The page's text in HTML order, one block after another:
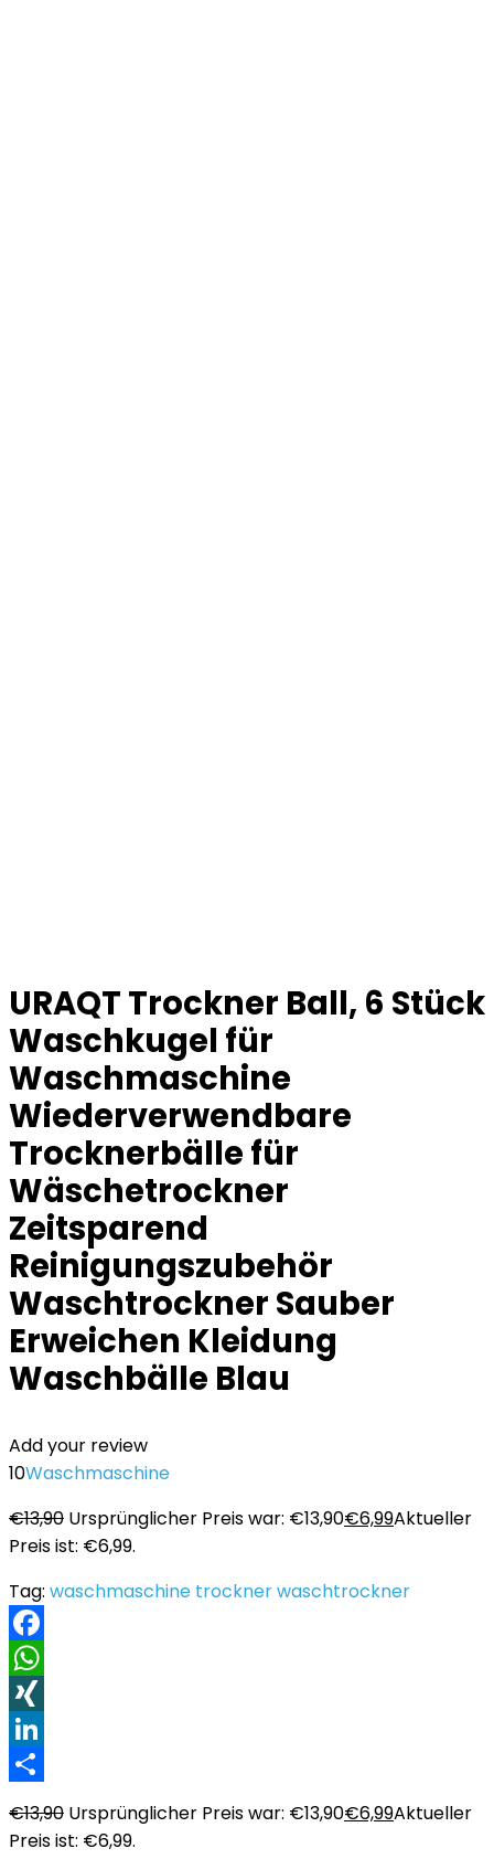
URAQT Trockner Ball, 6 Stück
Waschkugel für
Waschmaschine
Wiederverwendbare
Trocknerbälle für
Wäschetrockner
Zeitsparend
Reinigungszubehör
Waschtrockner Sauber
Erweichen Kleidung
Waschbälle Blau
Add your review
10Waschmaschine
€13,90 Ursprünglicher Preis war: €13,90€6,99Aktueller
Preis ist: €6,99.
Tag: waschmaschine trockner waschtrockner
Facebook
WhatsApp
XING
LinkedIn
€13,90 Ursprünglicher Preis war: €13,90€6,99Aktueller
Preis ist: €6,99.